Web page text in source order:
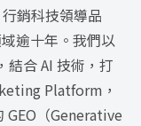
銷科技領導品
逾十年。我們以
結合 AI 技術，打
Platform，
GEO（Generative